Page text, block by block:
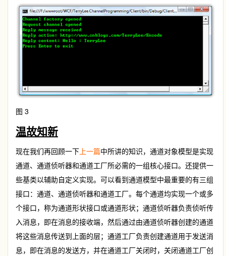
图 3
温故知新
现在我们再回顾一下 上一篇中所讲的知识，通道对象模型是实现
通道、通道侦听器和通道工厂所必需的一组核心接口。还提供一
些基类以辅助自定义实现。可以看到通道模型中最重要的有三组
接口：通道、通道侦听器和通道工厂。每个通道均实现一个或多
个接口，称为通道形状接口或通道形状；通道侦听器负责侦听传
入消息，即在消息的接收端，然后通过由通道侦听器创建的通道
将这些消息传送到上面的层；通道工厂负责创建通道用于发送消
息，即在消息的发送方，并在通道工厂关闭时，关闭通道工厂创